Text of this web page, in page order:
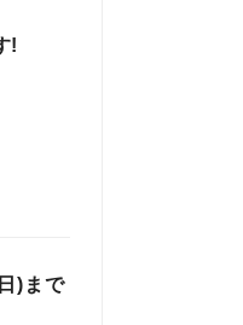
!
)まで